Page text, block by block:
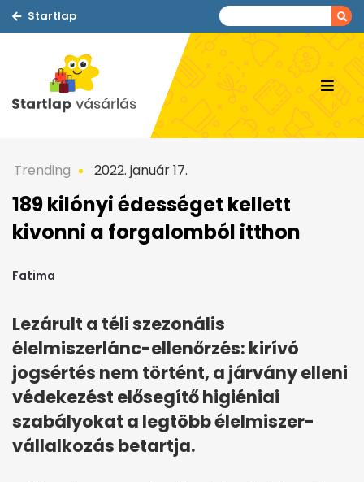
Startlap
Trending 2022. január 17.
189 kilónyi édességet kellett
kivonni a forgalomból itthon
Fatima
Lezárult a téli szezonális
élelmiszerlánc-ellenőrzés: kirívó
jogsértés nem történt, a járvány elleni
védekezést elősegítő higiéniai
szabályokat a legtöbb élelmiszer-
vállalkozás betartja.